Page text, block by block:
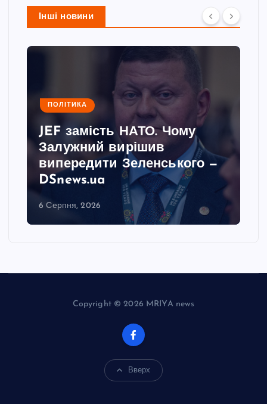
Інші новини
ПОЛІТИКА
JEF замість НАТО. Чому
Залужний вирішив
випередити Зеленського —
DSnews.ua
6 Серпня, 2026
Copyright © 2026 MRIYA news
Вверх